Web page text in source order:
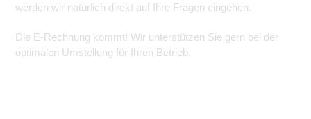
werden wir natürlich direkt auf Ihre Fragen eingehen.
Die E-Rechnung kommt! Wir unterstützen Sie gern bei der
optimalen Umstellung für Ihren Betrieb.